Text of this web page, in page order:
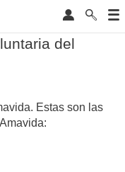
del
Estas son las